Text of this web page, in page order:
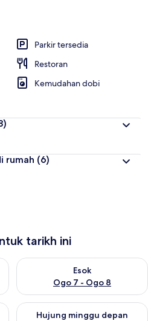
Parkir tersedia
Restoran
Kemudahan dobi
rumah (6)
tarikh ini
ini Ogo 6 - Ogo 7
Esok
Ogo 7 - Ogo 8
Semak ketersediaan untuk
minggu ini Ogo 7 - Ogo 9
Hujung minggu depan
Semak ketersediaan untuk